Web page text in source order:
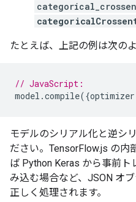
たとえば、上記の例は次の
// JavaScript:
model .compile({optimizer
モデルのシリアル化と逆シ
ださい。TensorFlow.js の内
ば Python Keras から事前
み込む場合など、JSON オ
正しく処理されます。